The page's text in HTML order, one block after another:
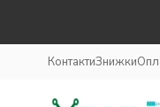
КонтактиЗнижки